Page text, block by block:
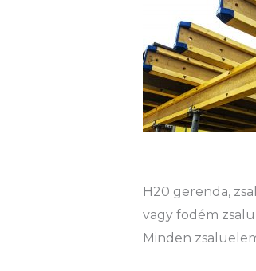
H20 gerenda,
vagy födém
Minden